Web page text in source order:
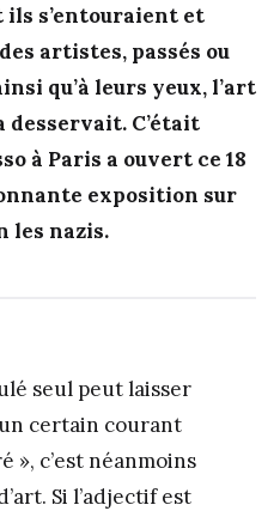
ils s’entouraient et
artistes, passés ou
qu’à leurs yeux, l’art
desservait. C’était
à Paris a ouvert ce 18
exposition sur
les nazis.
seul peut laisser
certain courant
», c’est néanmoins
Si l’adjectif est